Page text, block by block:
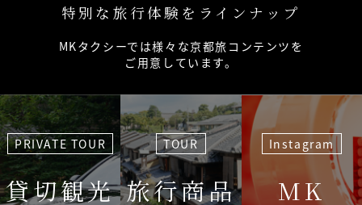
特別な旅行体験をラインナップ
MKタクシーでは様々な京都旅コンテンツを
ご用意しています。
PRIVATE TOUR
貸切観光
TOUR
旅行商品
Instagram
MK